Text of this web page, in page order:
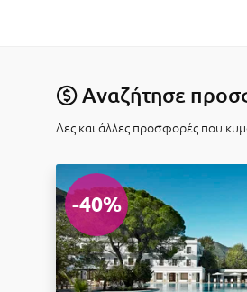
Αναζήτησε
Δες και άλλες προσφορές που
-40%